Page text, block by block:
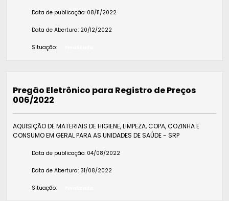
Data de publicação: 08/11/2022
Data de Abertura: 20/12/2022
Situação:
Pregão Eletrônico para Registro de Preços
006/2022
AQUISIÇÃO DE MATERIAIS DE HIGIENE, LIMPEZA, COPA, COZINHA E
CONSUMO EM GERAL PARA AS UNIDADES DE SAÚDE - SRP
Data de publicação: 04/08/2022
Data de Abertura: 31/08/2022
Situação: